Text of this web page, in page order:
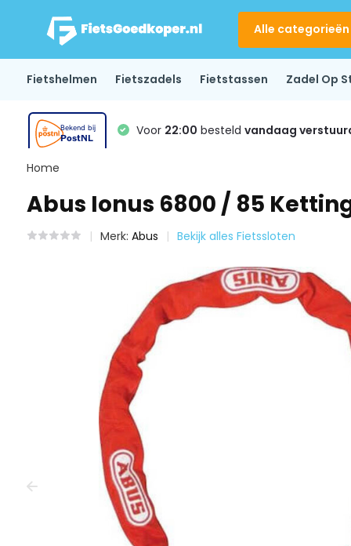
Alle categorieën
Fietshelmen Fietszadels Fietstassen Zadel Op
Voor 22:00 besteld vandaag
Home
Abus Ionus 6800 / 85
Merk: Abus Bekijk alles Fietssloten